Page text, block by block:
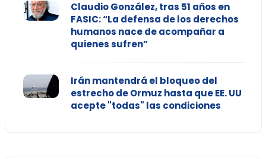
Claudio González, tras 51 años en
FASIC: “La defensa de los derechos
humanos nace de acompañar a
quienes sufren”
Irán mantendrá el bloqueo del
estrecho de Ormuz hasta que EE. UU
acepte "todas" las condiciones